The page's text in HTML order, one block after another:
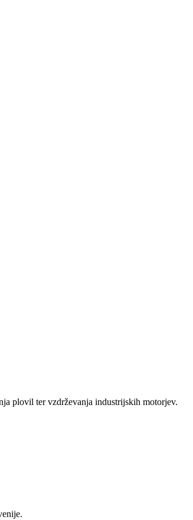
plovil ter vzdrževanja industrijskih motorjev.